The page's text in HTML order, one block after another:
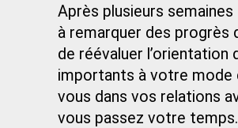
Après plusieurs
à remarquer des progrès
de réévaluer
importants à votre mode
vous dans vos relations
vous passez votre